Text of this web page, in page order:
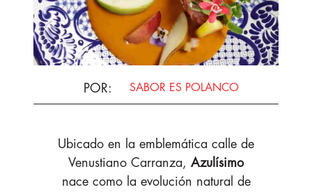
POR: SABOR ES POLANCO
Ubicado en la emblemática calle de
Venustiano Carranza, Azulísimo
nace como la evolución natural de